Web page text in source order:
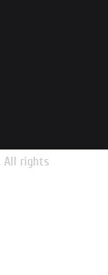
All rights